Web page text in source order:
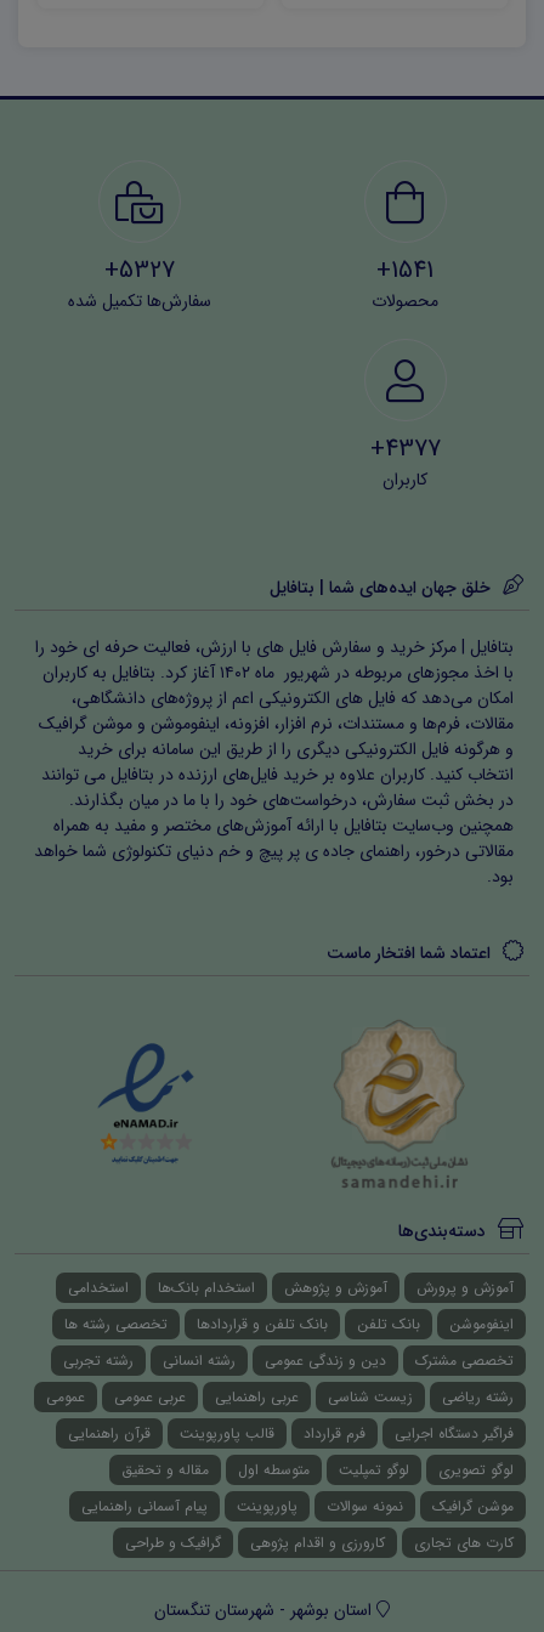
1541+
محصولات
5327+
سفارش‌ها تکمیل شده
4377+
کاربران
خلق جهان ایده‌های شما | بتافایل
بتافایل | مرکز خرید و سفارش فایل های با ارزش، فعالیت حرفه ای خود را
با اخذ مجوزهای مربوطه در شهریور ماه ۱۴۰۲ آغاز کرد. بتافایل به کاربران
امکان می‌دهد که فایل های الکترونیکی اعم از پروژه‌های دانشگاهی،
مقالات، فرم‌ها و مستندات، نرم افزار، افزونه، اینفوموشن و موشن گرافیک
و هرگونه فایل الکترونیکی دیگری را از طریق این سامانه برای خرید
انتخاب کنید. کاربران علاوه بر خرید فایل‌های ارزنده در بتافایل می توانند
در بخش ثبت سفارش، درخواست‌های خود را با ما در میان بگذارند.
همچنین وب‌سایت بتافایل با ارائه آموزش‌های مختصر و مفید به همراه
مقالاتی درخور، راهنمای جاده ی پر پیچ و خم دنیای تکنولوژی شما خواهد
بود.
اعتماد شما افتخار ماست
دسته‌بندی‌ها
آموزش و پرورش آموزش و پژوهش استخدام بانک‌ها
استخدامی
اینفوموشن
بانک تلفن بانک تلفن و قراردادها
تخصصی رشته ها
تخصصی مشترک
دین و زندگی عمومی رشته انسانی
رشته تجربی
رشته ریاضی
زیست شناسی عربی راهنمایی عربی عمومی
عمومی
فراگیر دستگاه اجرایی
فرم قرارداد قالب پاورپوینت
قرآن راهنمایی
لوگو تصویری
لوگو تمپلیت متوسطه اول
مقاله و تحقیق
موشن گرافیک
نمونه سوالات پاورپوینت
پیام آسمانی راهنمایی
کارت های تجاری
کارورزی و اقدام پژوهی گرافیک و طراحی
استان بوشهر - شهرستان تنگستان